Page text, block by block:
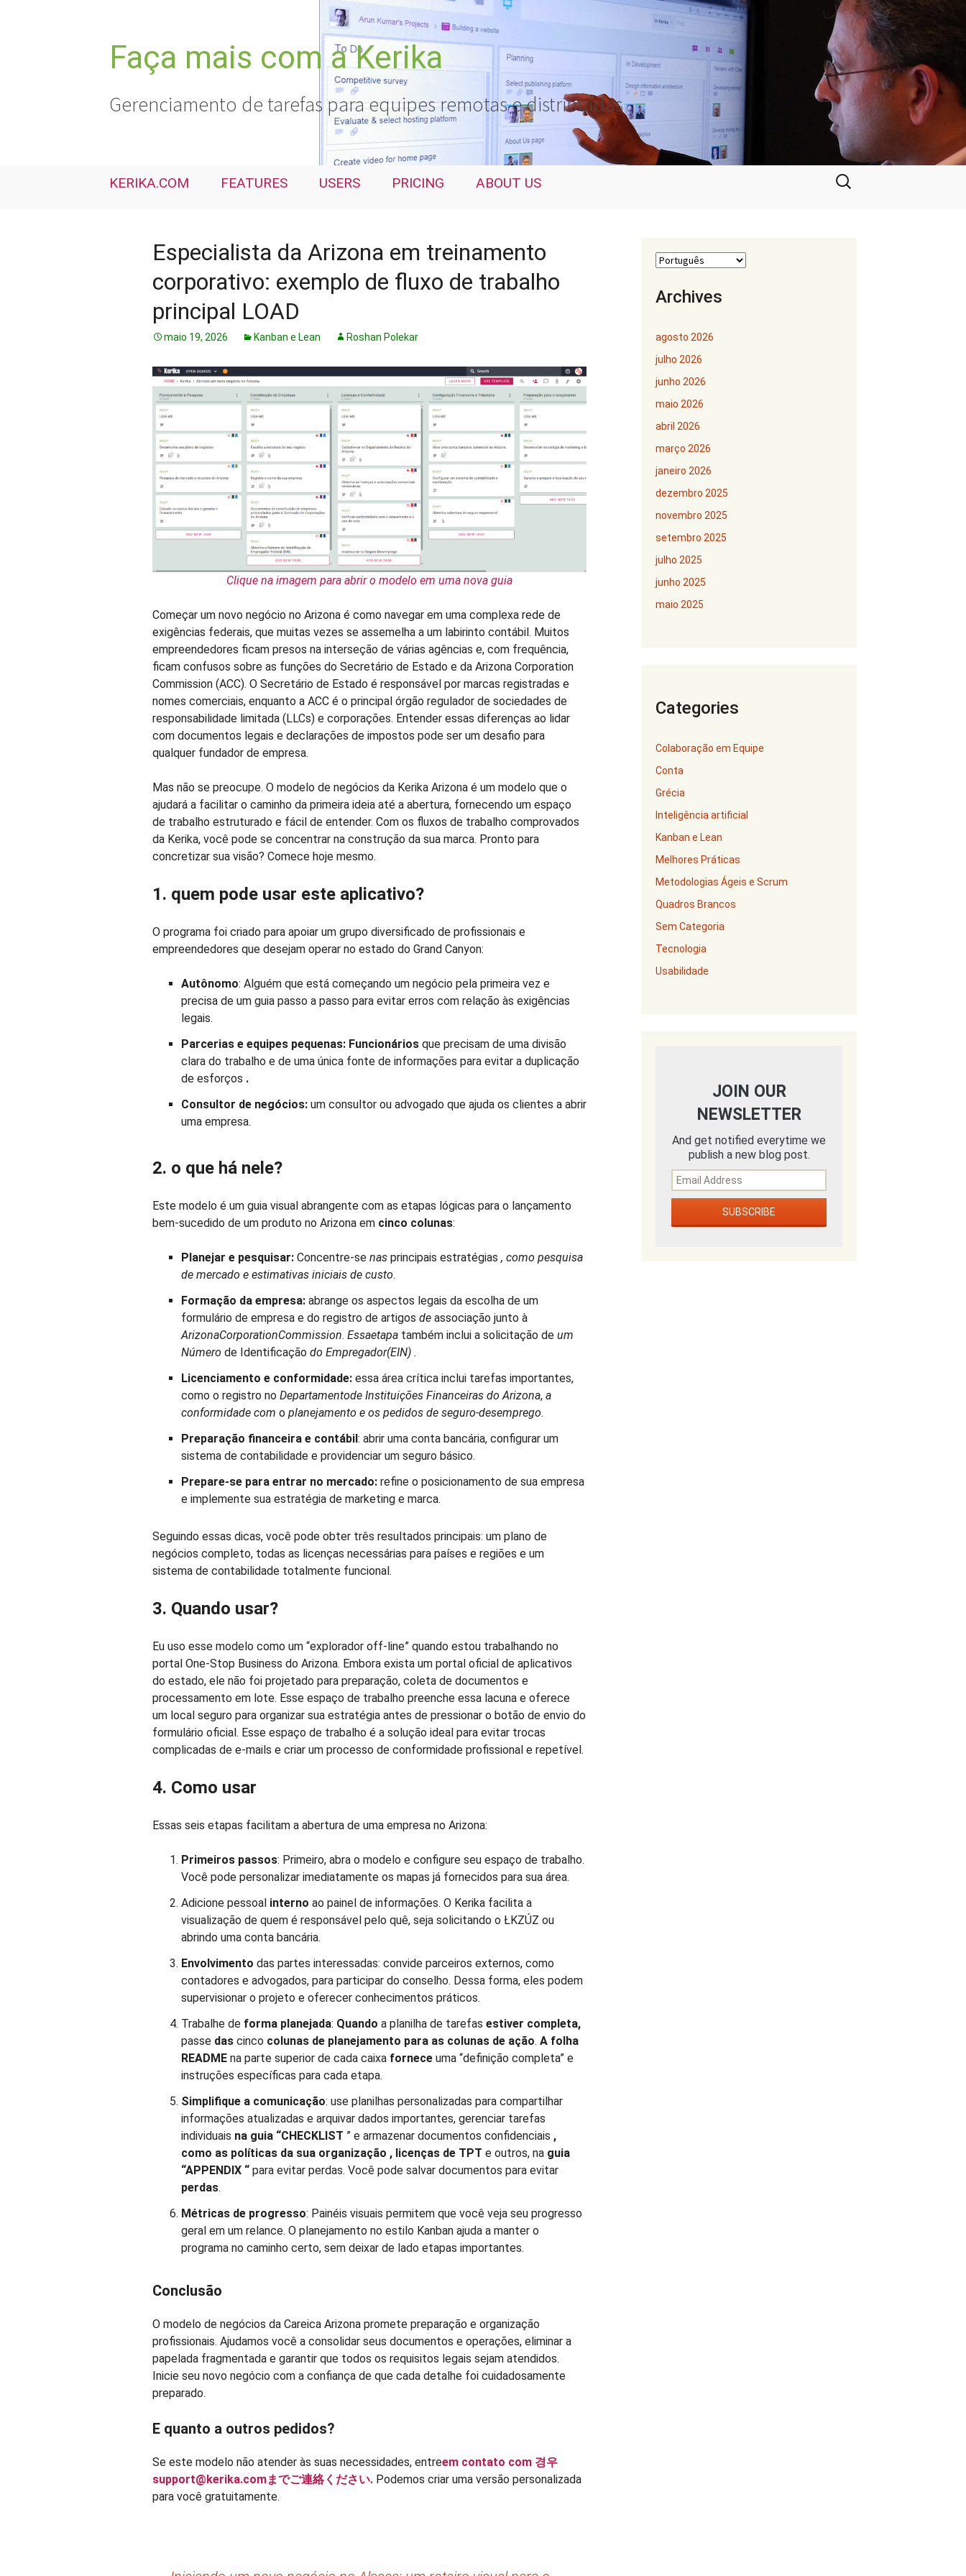
Faça mais com a Kerika
Gerenciamento de tarefas para equipes remotas e distribuídas
KERIKA.COM FEATURES USERS PRICING ABOUT US
Pesquisar
por:
Especialista da Arizona em treinamento
corporativo: exemplo de fluxo de trabalho
principal LOAD
maio 19, 2026 Kanban e Lean Roshan Polekar
Clique na imagem para abrir o modelo em uma nova guia
Começar um novo negócio no Arizona é como navegar em uma complexa rede de
exigências federais, que muitas vezes se assemelha a um labirinto contábil. Muitos
empreendedores ficam presos na interseção de várias agências e, com frequência,
ficam confusos sobre as funções do Secretário de Estado e da Arizona Corporation
Commission (ACC). O Secretário de Estado é responsável por marcas registradas e
nomes comerciais, enquanto a ACC é o principal órgão regulador de sociedades de
responsabilidade limitada (LLCs) e corporações. Entender essas diferenças ao lidar
com documentos legais e declarações de impostos pode ser um desafio para
qualquer fundador de empresa.
Mas não se preocupe. O modelo de negócios da Kerika Arizona é um modelo que o
ajudará a facilitar o caminho da primeira ideia até a abertura, fornecendo um espaço
de trabalho estruturado e fácil de entender. Com os fluxos de trabalho comprovados
da Kerika, você pode se concentrar na construção da sua marca. Pronto para
concretizar sua visão? Comece hoje mesmo.
1. quem pode usar este aplicativo?
O programa foi criado para apoiar um grupo diversificado de profissionais e
empreendedores que desejam operar no estado do Grand Canyon:
Autônomo: Alguém que está começando um negócio pela primeira vez e
precisa de um guia passo a passo para evitar erros com relação às exigências
legais.
Parcerias e equipes pequenas: Funcionários que precisam de uma divisão
clara do trabalho e de uma única fonte de informações para evitar a duplicação
de esforços .
Consultor de negócios: um consultor ou advogado que ajuda os clientes a abrir
uma empresa.
2. o que há nele?
Este modelo é um guia visual abrangente com as etapas lógicas para o lançamento
bem-sucedido de um produto no Arizona em cinco colunas:
Planejar e pesquisar: Concentre-se nas principais estratégias , como pesquisa
de mercado e estimativas iniciais de custo.
Formação da empresa: abrange os aspectos legais da escolha de um
formulário de empresa e do registro de artigos de associação junto à
ArizonaCorporationCommission. Essaetapa também inclui a solicitação de um
Número de Identificação do Empregador(EIN) .
Licenciamento e conformidade: essa área crítica inclui tarefas importantes,
como o registro no Departamentode Instituições Financeiras do Arizona, a
conformidade com o planejamento e os pedidos de seguro-desemprego.
Preparação financeira e contábil: abrir uma conta bancária, configurar um
sistema de contabilidade e providenciar um seguro básico.
Prepare-se para entrar no mercado: refine o posicionamento de sua empresa
e implemente sua estratégia de marketing e marca.
Seguindo essas dicas, você pode obter três resultados principais: um plano de
negócios completo, todas as licenças necessárias para países e regiões e um
sistema de contabilidade totalmente funcional.
3. Quando usar?
Eu uso esse modelo como um “explorador off-line” quando estou trabalhando no
portal One-Stop Business do Arizona. Embora exista um portal oficial de aplicativos
do estado, ele não foi projetado para preparação, coleta de documentos e
processamento em lote. Esse espaço de trabalho preenche essa lacuna e oferece
um local seguro para organizar sua estratégia antes de pressionar o botão de envio do
formulário oficial. Esse espaço de trabalho é a solução ideal para evitar trocas
complicadas de e-mails e criar um processo de conformidade profissional e repetível.
4. Como usar
Essas seis etapas facilitam a abertura de uma empresa no Arizona:
Primeiros passos: Primeiro, abra o modelo e configure seu espaço de trabalho.
Você pode personalizar imediatamente os mapas já fornecidos para sua área.
Adicione pessoal interno ao painel de informações. O Kerika facilita a
visualização de quem é responsável pelo quê, seja solicitando o ŁKZÚZ ou
abrindo uma conta bancária.
Envolvimento das partes interessadas: convide parceiros externos, como
contadores e advogados, para participar do conselho. Dessa forma, eles podem
supervisionar o projeto e oferecer conhecimentos práticos.
Trabalhe de forma planejada: Quando a planilha de tarefas estiver completa,
passe das cinco colunas de planejamento para as colunas de ação. A folha
README na parte superior de cada caixa fornece uma “definição completa” e
instruções específicas para cada etapa.
Simplifique a comunicação: use planilhas personalizadas para compartilhar
informações atualizadas e arquivar dados importantes, gerenciar tarefas
individuais na guia “CHECKLIST ” e armazenar documentos confidenciais ,
como as políticas da sua organização , licenças de TPT e outros, na guia
“APPENDIX “ para evitar perdas. Você pode salvar documentos para evitar
perdas.
Métricas de progresso: Painéis visuais permitem que você veja seu progresso
geral em um relance. O planejamento no estilo Kanban ajuda a manter o
programa no caminho certo, sem deixar de lado etapas importantes.
Conclusão
O modelo de negócios da Careica Arizona promete preparação e organização
profissionais. Ajudamos você a consolidar seus documentos e operações, eliminar a
papelada fragmentada e garantir que todos os requisitos legais sejam atendidos.
Inicie seu novo negócio com a confiança de que cada detalhe foi cuidadosamente
preparado.
E quanto a outros pedidos?
Se este modelo não atender às suas necessidades, entreem contato com 경우
support@kerika.comまでご連絡ください. Podemos criar uma versão personalizada
para você gratuitamente.
Archives
agosto 2026
julho 2026
junho 2026
maio 2026
abril 2026
março 2026
janeiro 2026
dezembro 2025
novembro 2025
setembro 2025
julho 2025
junho 2025
maio 2025
Categories
Colaboração em Equipe
Conta
Grécia
Inteligência artificial
Kanban e Lean
Melhores Práticas
Metodologias Ágeis e Scrum
Quadros Brancos
Sem Categoria
Tecnologia
Usabilidade
JOIN OUR
NEWSLETTER
And get notified everytime we
publish a new blog post.